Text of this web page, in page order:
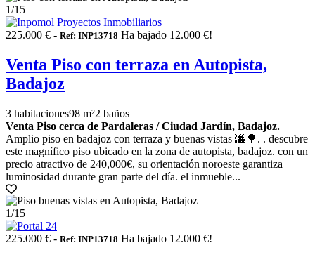
1/15
225.000 € - Ref: INP13718 Ha bajado 12.000 €!
Venta Piso con terraza en Autopista,
Badajoz
3 habitaciones98 m²2 baños
Venta Piso cerca de Pardaleras / Ciudad Jardín, Badajoz.
Amplio piso en badajoz con terraza y buenas vistas 🌆🌳. . descubre
este magnífico piso ubicado en la zona de autopista, badajoz. con un
precio atractivo de 240,000€, su orientación noroeste garantiza
luminosidad durante gran parte del día. el inmueble...
1/15
225.000 € - Ref: INP13718 Ha bajado 12.000 €!